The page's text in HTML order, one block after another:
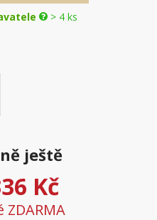
> 4 ks
ještě
Kč
ZDARMA